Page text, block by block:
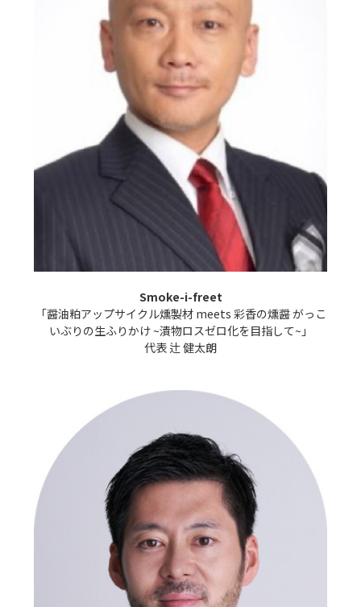
Smoke-i-freet
「醤油粕アップサイクル燻製材 meets 彩香の燻醤 がっこ
いぶりの生ふりかけ ~漬物ロスゼロ化を目指して~」
代表 辻 健太朗